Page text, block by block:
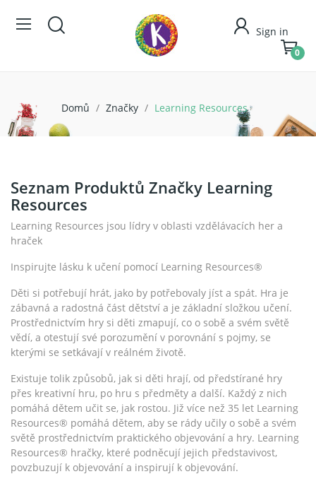
Sign in
0
Domů Značky Learning Resources
Seznam Produktů Značky Learning
Resources
Learning Resources jsou lídry v oblasti vzdělávacích her a
hraček
Inspirujte lásku k učení pomocí Learning Resources®
Děti si potřebují hrát, jako by potřebovaly jíst a spát. Hra je
zábavná a radostná část dětství a je základní složkou učení.
Prostřednictvím hry si děti zmapují, co o sobě a svém světě
vědí, a otestují své porozumění v porovnání s pojmy, se
kterými se setkávají v reálném životě.
Existuje tolik způsobů, jak si děti hrají, od předstírané hry
přes kreativní hru, po hru s předměty a další. Každý z nich
pomáhá dětem učit se, jak rostou. Již více než 35 let Learning
Resources® pomáhá dětem, aby se rády učily o sobě a svém
světě prostřednictvím praktického objevování a hry. Learning
Resources® hračky, které podněcují jejich představivost,
povzbuzují k objevování a inspirují k objevování.